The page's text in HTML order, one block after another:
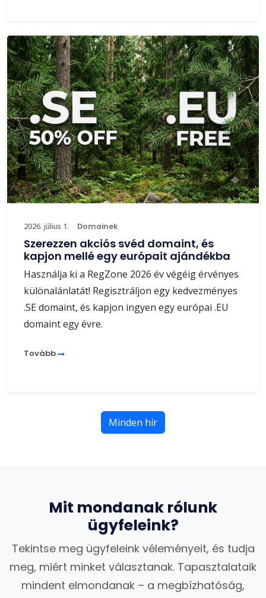
2026. július 1. Domainek
Szerezzen akciós svéd domaint, és
kapjon mellé egy európait ajándékba
Használja ki a RegZone 2026 év végéig érvényes
különalánlatát! Regisztráljon egy kedvezményes
.SE domaint, és kapjon ingyen egy európai .EU
domaint egy évre.
Tovább
Minden hír
Mit mondanak rólunk
ügyfeleink?
Tekintse meg ügyfeleink véleményeit, és tudja
meg, miért minket választanak. Tapasztalataik
mindent elmondanak – a megbízhatóság,